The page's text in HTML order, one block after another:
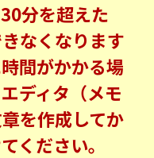
分を超えた
なくなります
間がかかる場
ディタ（メモ
を作成してか
ください。